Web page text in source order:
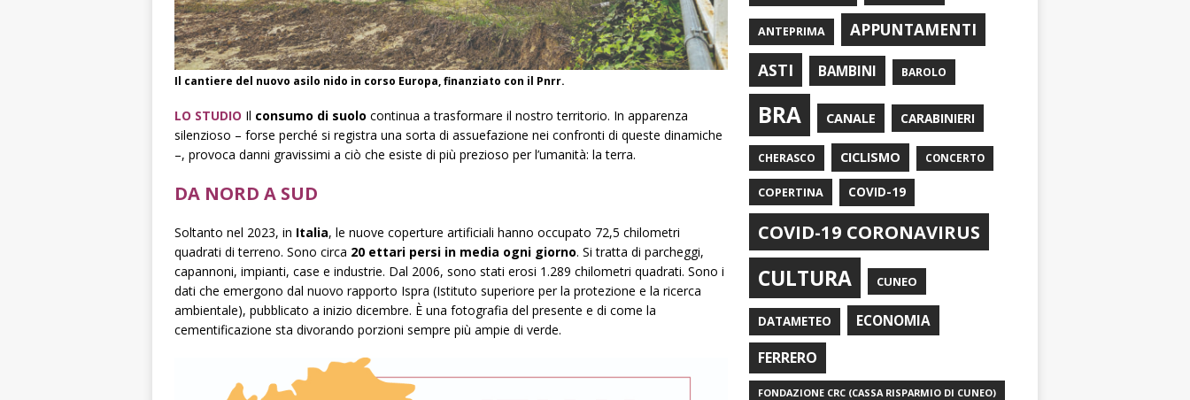
Il cantiere del nuovo asilo nido in corso Europa, finanziato con il Pnrr.
LO STUDIO Il consumo di suolo continua a trasformare il nostro territorio. In apparenza
silenzioso – forse perché si registra una sorta di assuefazione nei confronti di queste dinamiche
–, provoca danni gravissimi a ciò che esiste di più prezioso per l’umanità: la terra.
DA NORD A SUD
Soltanto nel 2023, in Italia, le nuove coperture artificiali hanno occupato 72,5 chilometri
quadrati di terreno. Sono circa 20 ettari persi in media ogni giorno. Si tratta di parcheggi,
capannoni, impianti, case e industrie. Dal 2006, sono stati erosi 1.289 chilometri quadrati. Sono i
dati che emergono dal nuovo rapporto Ispra (Istituto superiore per la protezione e la ricerca
ambientale), pubblicato a inizio dicembre. È una fotografia del presente e di come la
cementificazione sta divorando porzioni sempre più ampie di verde.
ANTEPRIMA
APPUNTAMENTI
ASTI
BAMBINI BAROLO
BRA CANALE CARABINIERI
CHERASCO CICLISMO CONCERTO
COPERTINA COVID-19
COVID-19 CORONAVIRUS
CULTURA CUNEO
DATAMETEO ECONOMIA
FERRERO
FONDAZIONE CRC (CASSA RISPARMIO DI CUNEO)